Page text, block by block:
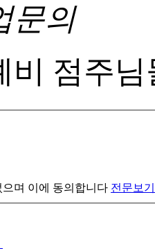
문의
비 점주
며 이에 동의합니다 전문보기